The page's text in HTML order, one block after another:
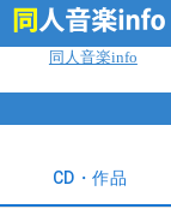
同人音楽info
CD・作品